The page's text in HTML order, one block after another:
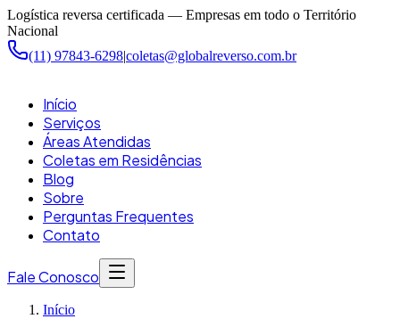
Pular para o conteúdo principal
Logística reversa certificada — Empresas em todo o Território
Nacional
(11) 97843-6298|coletas@globalreverso.com.br
Início
Serviços
Áreas Atendidas
Coletas em Residências
Blog
Sobre
Perguntas Frequentes
Contato
Fale Conosco
Início